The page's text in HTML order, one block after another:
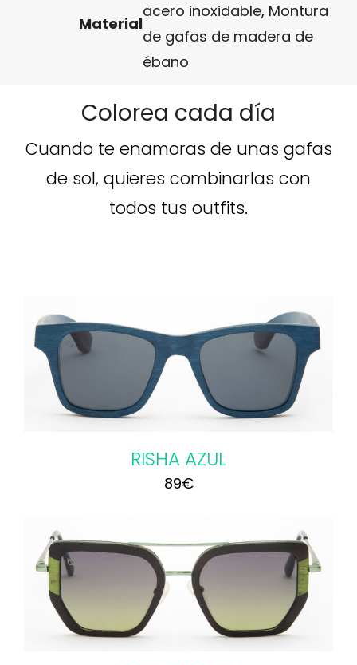
Material
acero inoxidable, Montura
de gafas de madera de
ébano
Colorea cada día
Cuando te enamoras de unas gafas
de sol, quieres combinarlas con
todos tus outfits.
RISHA AZUL
89€